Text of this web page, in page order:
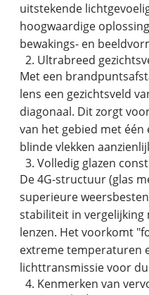
uitstekende
hoogwaardige
bewakings- en
2. Ultrabreed
Met een
lens een gezichtsveld
diagonaal. Dit zorgt
van het gebied met
blinde vlekken
3. Volledig glazen
De 4G-structuur (glas
superieure
stabiliteit in
lenzen. Het voorkomt
extreme temperaturen
lichttransmissie voor
4. Kenmerken van